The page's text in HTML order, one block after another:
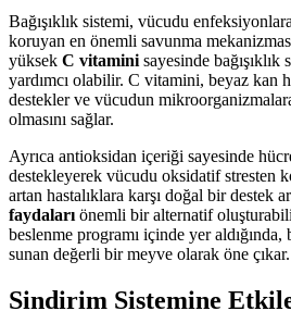
Bağışıklık sistemi, vücudu
koruyan en önemli savunma
yüksek C vitaminisayesinde
yardımcı olabilir. C vitamini, beyaz kan
destekler ve vücudun
olmasını sağlar.
Ayrıca antioksidan içeriği sayesinde
destekleyerek vücudu oksidatif stresten
artan hastalıklara karşı doğal bir destek
faydalarıönemli bir alternatif
beslenme programı içinde yer aldığında,
sunan değerli bir meyve olarak öne çıkar.
Sindirim Sistemine